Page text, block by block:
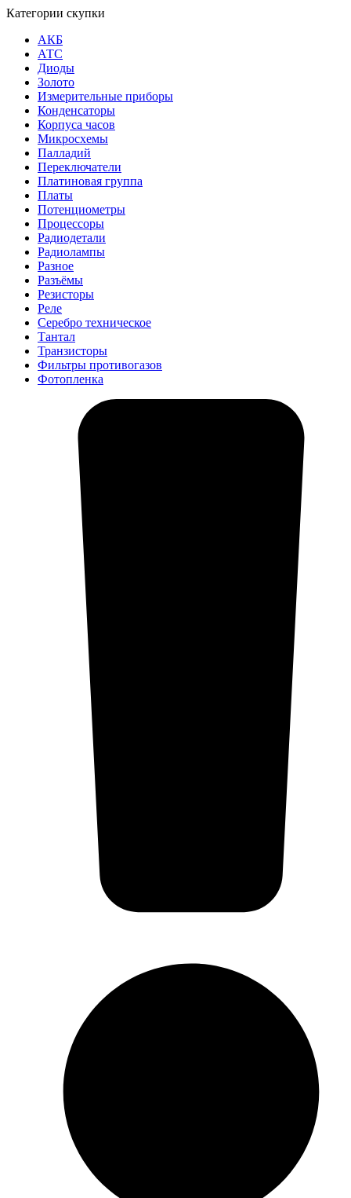
Категории скупки
АКБ
АТС
Диоды
Золото
Измерительные приборы
Конденсаторы
Корпуса часов
Микросхемы
Палладий
Переключатели
Платиновая группа
Платы
Потенциометры
Процессоры
Радиодетали
Радиолампы
Разное
Разъёмы
Резисторы
Реле
Серебро техническое
Тантал
Транзисторы
Фильтры противогазов
Фотопленка